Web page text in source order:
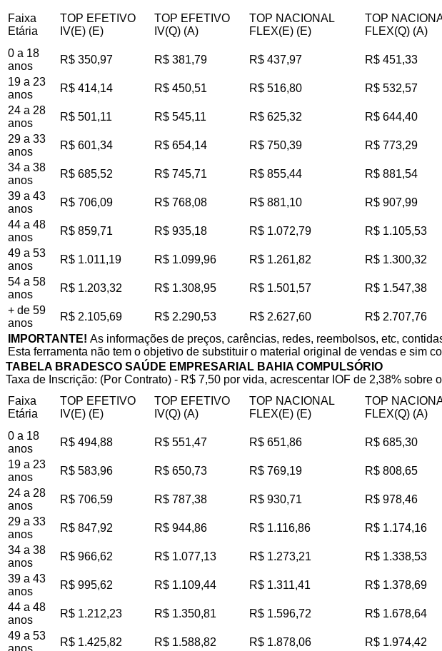
Faixa
Etária
TOP EFETIVO
IV(E) (E)
TOP EFETIVO
IV(Q) (A)
TOP NACIONAL
FLEX(E) (E)
TOP
FLEX(Q) (A)
0 a 18
anos
R$ 350,97 R$ 381,79 R$ 437,97 R$ 451,33
19 a 23
anos
R$ 414,14 R$ 450,51 R$ 516,80 R$ 532,57
24 a 28
anos
R$ 501,11 R$ 545,11 R$ 625,32 R$ 644,40
29 a 33
anos
R$ 601,34 R$ 654,14 R$ 750,39 R$ 773,29
34 a 38
anos
R$ 685,52 R$ 745,71 R$ 855,44 R$ 881,54
39 a 43
anos
R$ 706,09 R$ 768,08 R$ 881,10 R$ 907,99
44 a 48
anos
R$ 859,71 R$ 935,18 R$ 1.072,79 R$ 1.105,53
49 a 53
anos
R$ 1.011,19 R$ 1.099,96 R$ 1.261,82 R$ 1.300,32
54 a 58
anos
R$ 1.203,32 R$ 1.308,95 R$ 1.501,57 R$ 1.547,38
+ de 59
anos
R$ 2.105,69 R$ 2.290,53 R$ 2.627,60 R$ 2.707,76
IMPORTANTE! As informações de preços, carências, redes, reembolsos, etc,
Esta ferramenta não tem o objetivo de substituir o material original de vendas e sim
TABELA BRADESCO SAÚDE EMPRESARIAL BAHIA COMPULSÓRIO
Taxa de Inscrição: (Por Contrato) - R$ 7,50 por vida, acrescentar IOF de 2,38% sobre
Faixa
Etária
TOP EFETIVO
IV(E) (E)
TOP EFETIVO
IV(Q) (A)
TOP NACIONAL
FLEX(E) (E)
TOP
FLEX(Q) (A)
0 a 18
anos
R$ 494,88 R$ 551,47 R$ 651,86 R$ 685,30
19 a 23
anos
R$ 583,96 R$ 650,73 R$ 769,19 R$ 808,65
24 a 28
anos
R$ 706,59 R$ 787,38 R$ 930,71 R$ 978,46
29 a 33
anos
R$ 847,92 R$ 944,86 R$ 1.116,86 R$ 1.174,16
34 a 38
anos
R$ 966,62 R$ 1.077,13 R$ 1.273,21 R$ 1.338,53
39 a 43
anos
R$ 995,62 R$ 1.109,44 R$ 1.311,41 R$ 1.378,69
44 a 48
anos
R$ 1.212,23 R$ 1.350,81 R$ 1.596,72 R$ 1.678,64
49 a 53
R$ 1.425,82 R$ 1.588,82 R$ 1.878,06 R$ 1.974,42